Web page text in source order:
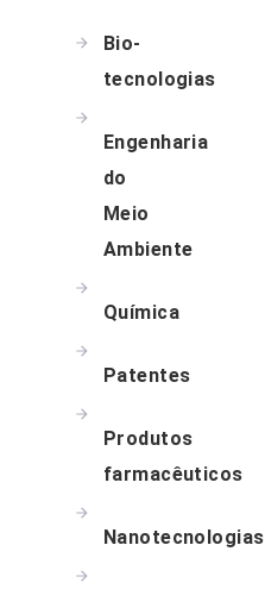
Bio-
tecnologias
Engenharia
do
Meio
Ambiente
Química
Patentes
Produtos
farmacêuticos
Nanotecnologias